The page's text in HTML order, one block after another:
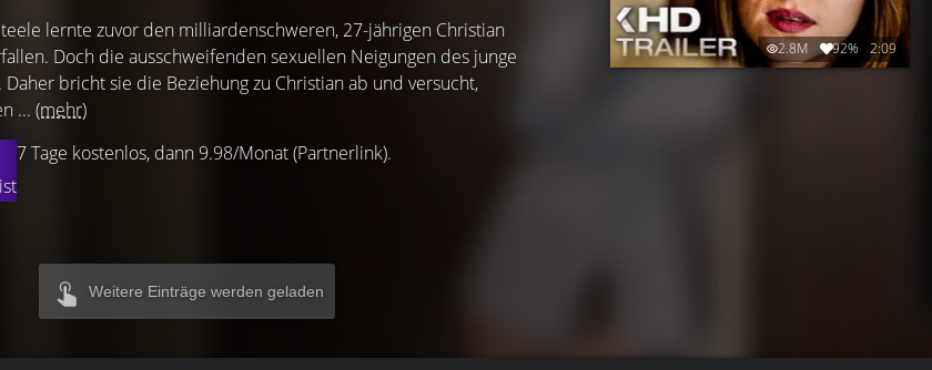
7 Tage kostenlos, dann 9.98/Monat (Partnerlink).
lernte zuvor den milliardenschweren, 27-jährigen Christian
Doch die ausschweifenden sexuellen Neigungen des junge
bricht sie die Beziehung zu Christian ab und versucht,
... (mehr)
2.8M 92% 2:09
Weitere Einträge werden geladen